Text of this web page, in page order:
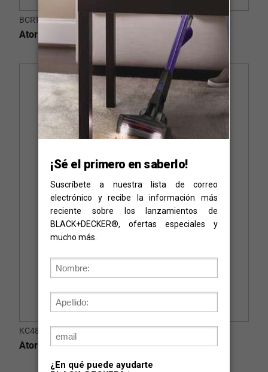
BCRTA01-B2C
Atornillador Monta-Muebles HEXDRIVER
KC4815-B2C
Atornillador Inalámbrico 4,8V - 2 Posiciones